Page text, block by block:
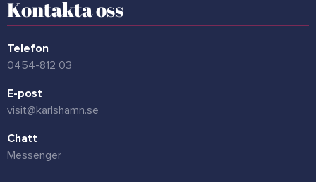
Kontakta oss
Telefon
0454-812 03
E-post
visit@karlshamn.se
Chatt
Messenger